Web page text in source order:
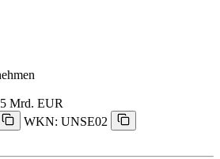
Mrd. EUR
WKN: UNSE02